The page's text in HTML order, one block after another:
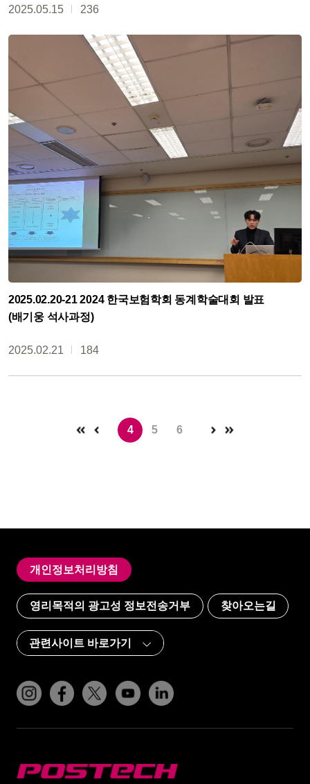
2025.05.15 236
2025.02.20-21 2024 한국보험학회 동계학술대회 발표
(배기웅 석사과정)
2025.02.21 184
4 5 6
개인정보처리방침
영리목적의 광고성 정보전송거부 찾아오는길